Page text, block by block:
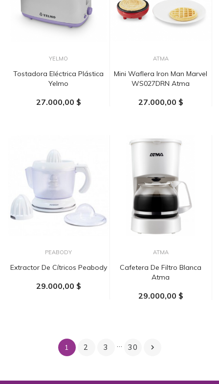
YELMO
Tostadora Eléctrica Plástica
Yelmo
27.000,00 $
ATMA
Mini Waflera Iron Man Marvel
WS027DRN Atma
27.000,00 $
PEABODY
Extractor De Cítricos Peabody
29.000,00 $
ATMA
Cafetera De Filtro Blanca
Atma
29.000,00 $
1 2 3 … 30 